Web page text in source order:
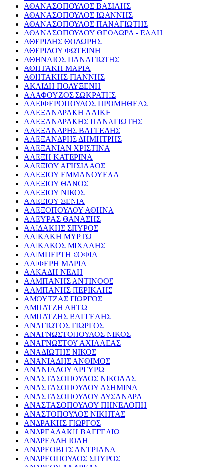
ΑΘΑΝΑΣΟΠΟΥΛΟΣ ΒΑΣΙΛΗΣ
ΑΘΑΝΑΣΟΠΟΥΛΟΣ ΙΩΑΝΝΗΣ
ΑΘΑΝΑΣΟΠΟΥΛΟΣ ΠΑΝΑΓΙΩΤΗΣ
ΑΘΑΝΑΣΟΠΟΥΛΟΥ ΘΕΟΔΩΡΑ - ΕΛΛΗ
ΑΘΕΡΙΔΗΣ ΘΟΔΩΡΗΣ
ΑΘΕΡΙΔΟΥ ΦΩΤΕΙΝΗ
ΑΘΗΝΑΙΟΣ ΠΑΝΑΓΙΩΤΗΣ
ΑΘΗΤΑΚΗ ΜΑΡΙΑ
ΑΘΗΤΑΚΗΣ ΓΙΑΝΝΗΣ
ΑΚΛΙΔΗ ΠΟΛΥΞΕΝΗ
ΑΛΑΦΟΥΖΟΣ ΣΩΚΡΑΤΗΣ
ΑΛΕΙΦΕΡΟΠΟΥΛΟΣ ΠΡΟΜΗΘΕΑΣ
ΑΛΕΞΑΝΔΡΑΚΗ ΑΛΙΚΗ
ΑΛΕΞΑΝΔΡΑΚΗΣ ΠΑΝΑΓΙΩΤΗΣ
ΑΛΕΞΑΝΔΡΗΣ ΒΑΓΓΕΛΗΣ
ΑΛΕΞΑΝΔΡΗΣ ΔΗΜΗΤΡΗΣ
ΑΛΕΞΑΝΙΑΝ ΧΡΙΣΤΙΝΑ
ΑΛΕΞΗ ΚΑΤΕΡΙΝΑ
ΑΛΕΞΙΟΥ ΑΓΗΣΙΛΑΟΣ
ΑΛΕΞΙΟΥ ΕΜΜΑΝΟΥΕΛΑ
ΑΛΕΞΙΟΥ ΘΑΝΟΣ
ΑΛΕΞΙΟΥ ΝΙΚΟΣ
ΑΛΕΞΙΟΥ ΞΕΝΙΑ
ΑΛΕΞΟΠΟΥΛΟΥ ΑΘΗΝΑ
ΑΛΕΥΡΑΣ ΘΑΝΑΣΗΣ
ΑΛΙΔΑΚΗΣ ΣΠΥΡΟΣ
ΑΛΙΚΑΚΗ ΜΥΡΤΩ
ΑΛΙΚΑΚΟΣ ΜΙΧΑΛΗΣ
ΑΛΙΜΠΕΡΤΗ ΣΟΦΙΑ
ΑΛΙΦΕΡΗ ΜΑΡΙΑ
ΑΛΚΑΔΗ ΝΕΛΗ
ΑΛΜΠΑΝΗΣ ΑΝΤΙΝΟΟΣ
ΑΛΜΠΑΝΗΣ ΠΕΡΙΚΛΗΣ
ΑΜΟΥΤΖΑΣ ΓΙΩΡΓΟΣ
ΑΜΠΑΤΖΗ ΛΗΤΩ
ΑΜΠΑΤΖΗΣ ΒΑΓΓΕΛΗΣ
ΑΝΑΓΙΩΤΟΣ ΓΙΩΡΓΟΣ
ΑΝΑΓΝΩΣΤΟΠΟΥΛΟΣ ΝΙΚΟΣ
ΑΝΑΓΝΩΣΤΟΥ ΑΧΙΛΛΕΑΣ
ΑΝΑΔΙΩΤΗΣ ΝΙΚΟΣ
ΑΝΑΝΙΑΔΗΣ ΑΝΘΙΜΟΣ
ΑΝΑΝΙΑΔΟΥ ΑΡΓΥΡΩ
ΑΝΑΣΤΑΣΟΠΟΥΛΟΣ ΝΙΚΟΛΑΣ
ΑΝΑΣΤΑΣΟΠΟΥΛΟΥ ΑΣΗΜΙΝΑ
ΑΝΑΣΤΑΣΟΠΟΥΛΟΥ ΛΥΣΑΝΔΡΑ
ΑΝΑΣΤΑΣΟΠΟΥΛΟΥ ΠΗΝΕΛΟΠΗ
ΑΝΑΣΤΟΠΟΥΛΟΣ ΝΙΚΗΤΑΣ
ΑΝΔΡΑΚΗΣ ΓΙΩΡΓΟΣ
ΑΝΔΡΕΑΔΑΚΗ ΒΑΓΓΕΛΙΩ
ΑΝΔΡΕΑΔΗ ΙΟΛΗ
ΑΝΔΡΕΟΒΙΤΣ ΑΝΤΡΙΑΝΑ
ΑΝΔΡΕΟΠΟΥΛΟΣ ΣΠΥΡΟΣ